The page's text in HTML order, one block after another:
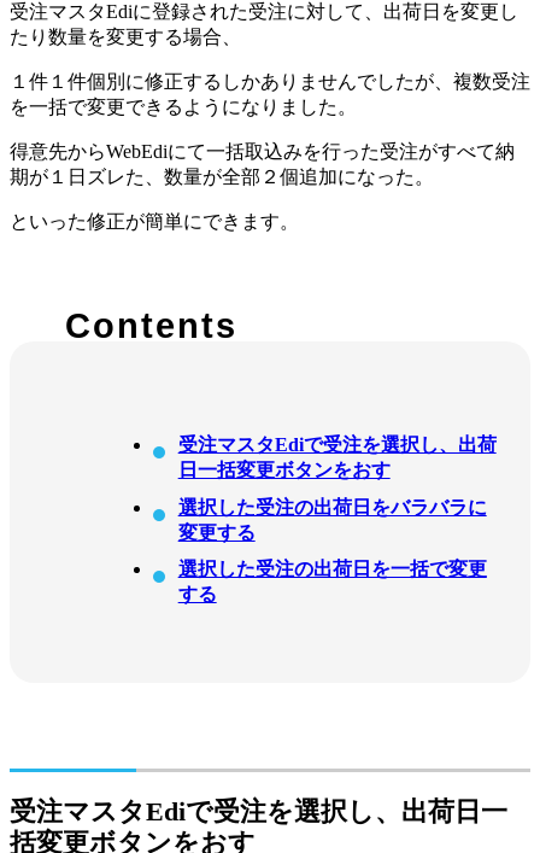
受注マスタEdiに登録された受注に対して、出荷日を変更し
たり数量を変更する場合、
１件１件個別に修正するしかありませんでしたが、複数受注
を一括で変更できるようになりました。
得意先からWebEdiにて一括取込みを行った受注がすべて納
期が１日ズレた、数量が全部２個追加になった。
といった修正が簡単にできます。
Contents
受注マスタEdiで受注を選択し、出荷
日一括変更ボタンをおす
選択した受注の出荷日をバラバラに
変更する
選択した受注の出荷日を一括で変更
する
受注マスタEdiで受注を選択し、出荷日一
括変更ボタンをおす